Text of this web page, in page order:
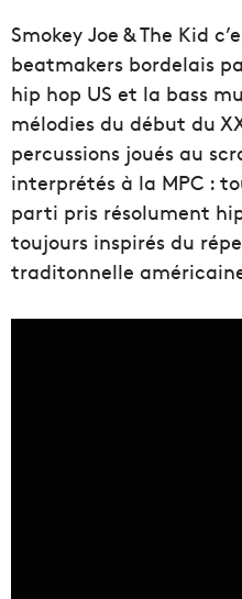
Smokey Joe & The Kid
beatmakers bordelais
hip hop US et la bass
mélodies du début du
percussions joués au
interprétés à la MPC :
parti pris résolument
toujours inspirés du
traditonnelle